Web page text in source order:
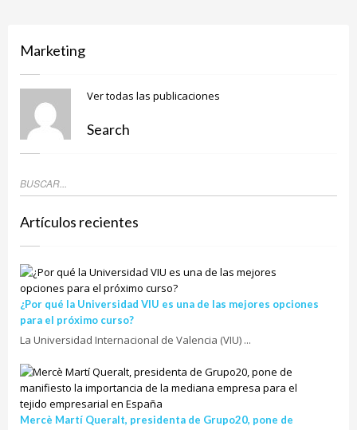
Marketing
Ver todas las publicaciones
Search
Artículos recientes
¿Por qué la Universidad VIU es una de las mejores opciones
para el próximo curso?
La Universidad Internacional de Valencia (VIU) ...
Mercè Martí Queralt, presidenta de Grupo20, pone de